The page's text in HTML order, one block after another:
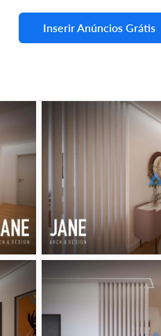
Inserir Anúncios Grátis